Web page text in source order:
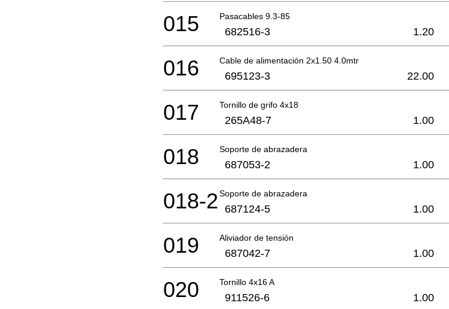
Pasacables 9.3-85
015 682516-3 1.20
Cable de alimentación 2x1.50 4.0mtr
016 695123-3 22.00
Tornillo de grifo 4x18
017 265A48-7 1.00
Soporte de abrazadera
018 687053-2 1.00
Soporte de abrazadera
018-2 687124-5 1.00
Aliviador de tensión
019 687042-7 1.00
Tornillo 4x16 A
020 911526-6 1.00